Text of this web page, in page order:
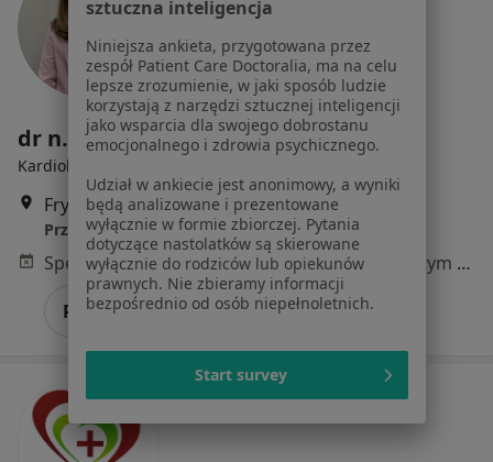
dr n. med. Karolina Gierszewska
Kardiolog, Internista
Fryderyka Chopina 54, Mysłowice • Mapa
Przychodnia Unia Bracka
Specjalista nie oferuje umawiania online pod tym adresem.
Poproś o wizytę
sztuczna inteligencja
Niniejsza ankieta, przygotowana przez
zespół Patient Care Doctoralia, ma na celu
lepsze zrozumienie, w jaki sposób ludzie
korzystają z narzędzi sztucznej inteligencji
jako wsparcia dla swojego dobrostanu
emocjonalnego i zdrowia psychicznego.
Udział w ankiecie jest anonimowy, a wyniki
będą analizowane i prezentowane
wyłącznie w formie zbiorczej. Pytania
dotyczące nastolatków są skierowane
wyłącznie do rodziców lub opiekunów
prawnych. Nie zbieramy informacji
bezpośrednio od osób niepełnoletnich.
Start survey